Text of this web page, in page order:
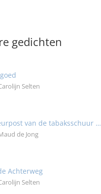
gedichten
Selten
van de tabaksschuur …
de Jong
Achterweg
Selten